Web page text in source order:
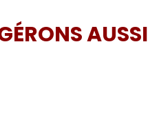
AUSSI